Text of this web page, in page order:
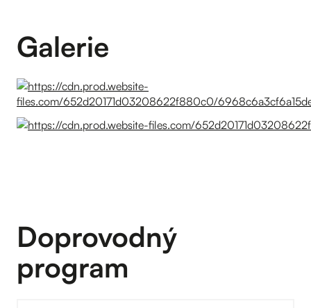
Galerie
Doprovodný
program